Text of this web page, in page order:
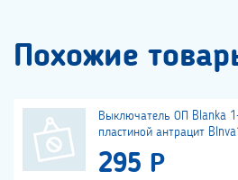
Похожие
Выключатель ОП Blanka
пластиной антрацит
295 Р